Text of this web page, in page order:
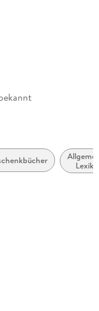
Lexika